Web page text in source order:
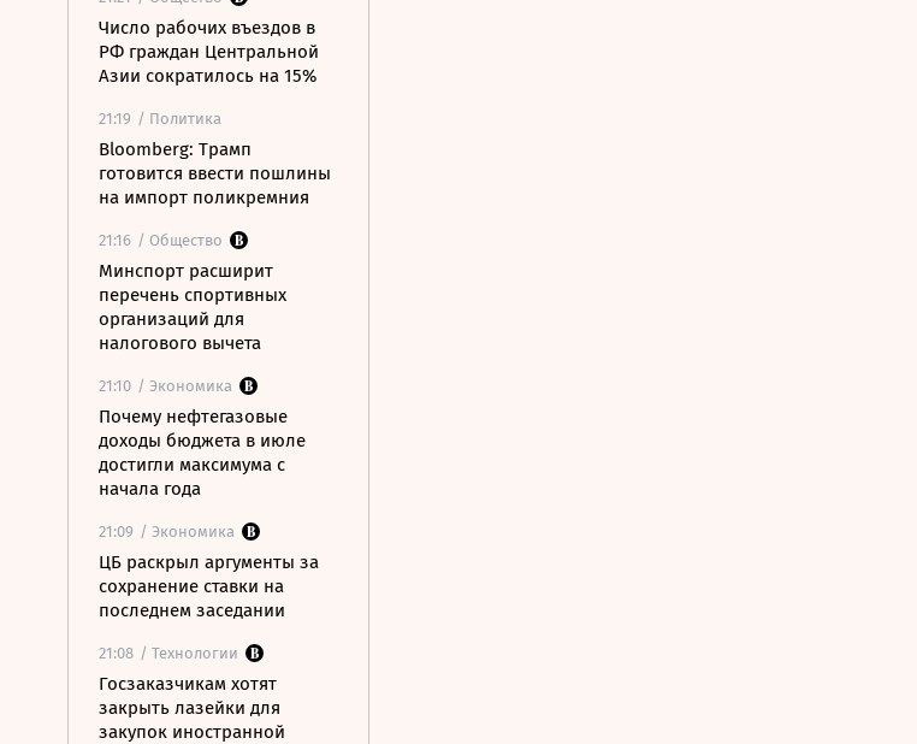
Число рабочих въездов в
РФ граждан Центральной
Азии сократилось на 15%
21:19 / Политика
Bloomberg: Трамп
готовится ввести пошлины
на импорт поликремния
21:16 / Общество
Минспорт расширит
перечень спортивных
организаций для
налогового вычета
21:10 / Экономика
Почему нефтегазовые
доходы бюджета в июле
достигли максимума с
начала года
21:09 / Экономика
ЦБ раскрыл аргументы за
сохранение ставки на
последнем заседании
21:08 / Технологии
Госзаказчикам хотят
закрыть лазейки для
закупок иностранной